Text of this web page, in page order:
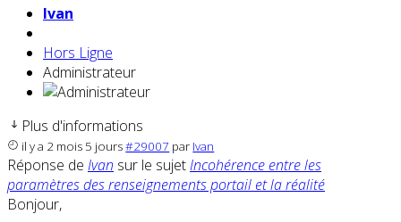
Ivan
Hors Ligne
Administrateur
Plus d'informations
il y a 2 mois 5 jours#29007 par Ivan
Réponse de Ivan sur le sujetIncohérence entre les
paramètres des renseignements portail et la réalité
Bonjour,